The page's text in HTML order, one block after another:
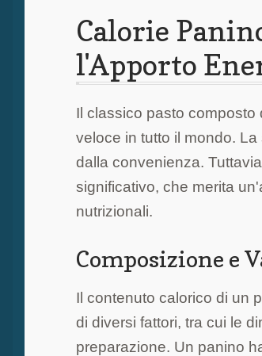
Calorie
l'Apporto
Il classico pasto composto
veloce in tutto il mondo.
dalla convenienza.
significativo, che merita
nutrizionali.
Composizione e
Il contenuto calorico di un
di diversi fattori, tra cui le
preparazione. Un panino